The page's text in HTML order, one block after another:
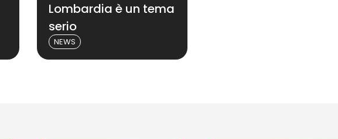
Lombardia è un tema
serio
NEWS